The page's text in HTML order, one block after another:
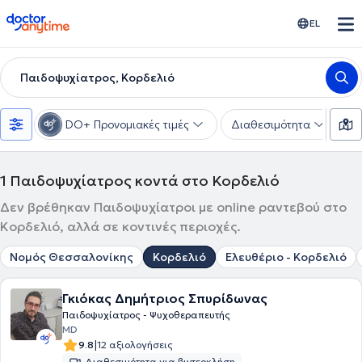
doctoranytime EL
Παιδοψυχίατρος, Κορδελιό
DO+ Προνομιακές τιμές Διαθεσιμότητα
1 Παιδοψυχίατρος κοντά στο Κορδελιό
Δεν βρέθηκαν Παιδοψυχίατροι με online ραντεβού στο
Κορδελιό, αλλά σε κοντινές περιοχές.
Νομός Θεσσαλονίκης Κορδελιό Ελευθέριο - Κορδελιό
Γκιόκας Δημήτριος Σπυρίδωνας
Παιδοψυχίατρος - Ψυχοθεραπευτής
MD
9.8|12 αξιολογήσεις